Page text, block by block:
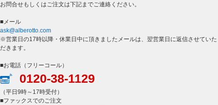
お問合せもしくはご注文は下記までご連絡ください。
■メール
ask@alberotto.com
※営業日の17時以降・休業日中に頂きましたメールは、翌営業日に返信させていた
だきます。
■お電話（フリーコール）
0120-38-1129
（平日9時～17時受付）
■ファックスでのご注文